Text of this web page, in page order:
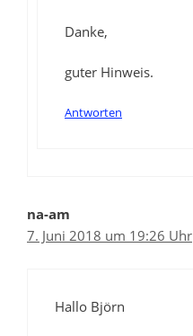
Danke,
guter Hinweis.
Antworten
na-am
7. Juni 2018 um 19:26 Uhr
Hallo Björn